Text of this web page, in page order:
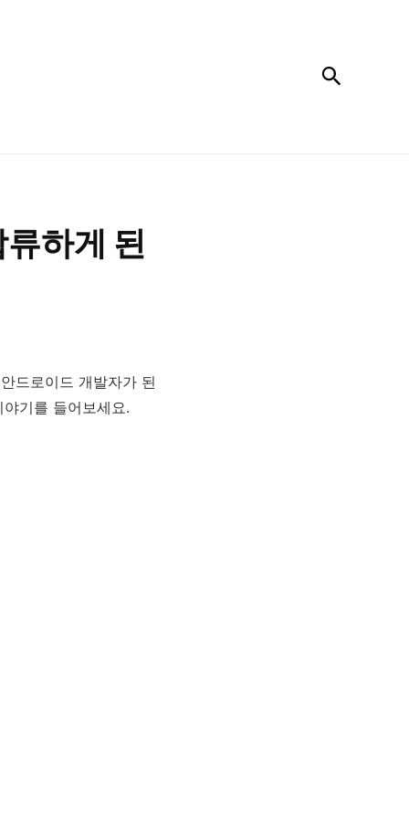
하게 된
드로이드 개발자가 된
기를 들어보세요.